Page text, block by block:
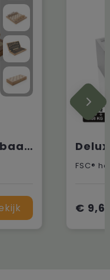
Luxe houten opvouwbaar schaakspel
FSC®
€